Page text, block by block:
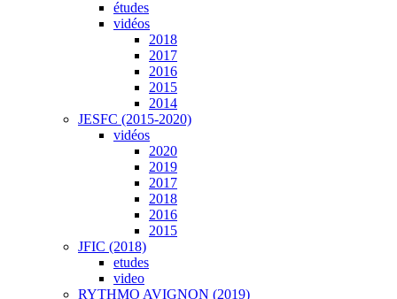
études
vidéos
2018
2017
2016
2015
2014
JESFC (2015-2020)
vidéos
2020
2019
2017
2018
2016
2015
JFIC (2018)
etudes
video
RYTHMO AVIGNON (2019)